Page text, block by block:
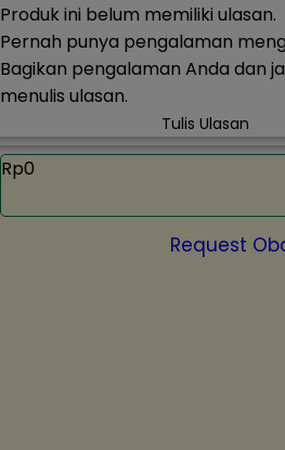
Produk ini belum memiliki ulasan.
Pernah punya pengalaman
Bagikan pengalaman Anda dan
menulis ulasan.
Tulis Ulasan
Rp0
Request